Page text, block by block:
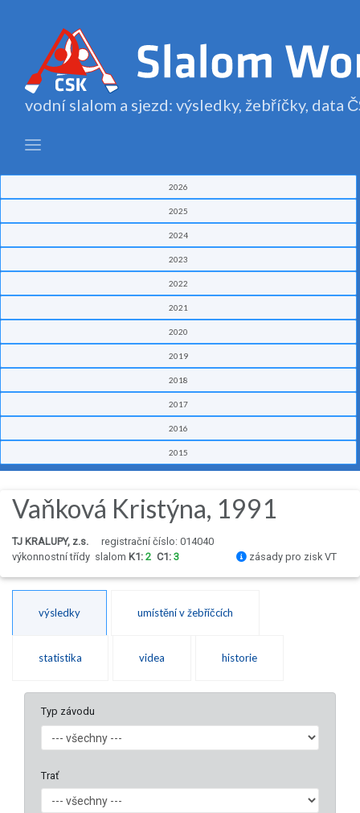
vodní slalom a sjezd: výsledky, žebříčky, data
2026
2025
2024
2023
2022
2021
2020
2019
2018
2017
2016
2015
Vaňková Kristýna, 1991
TJ KRALUPY, z.s.
registrační číslo: 014040
výkonnostní třídy slalom K1: 2 C1: 3 zásady pro zisk VT
výsledky umístění v žebříčcích
statistika videa historie
Typ závodu
Trať